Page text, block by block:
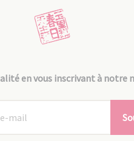
en vous inscrivant à notre